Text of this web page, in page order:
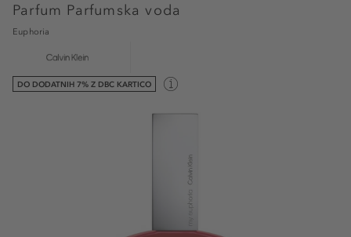
Parfum Parfumska voda
Euphoria
DO DODATNIH 7% Z DBC KARTICO